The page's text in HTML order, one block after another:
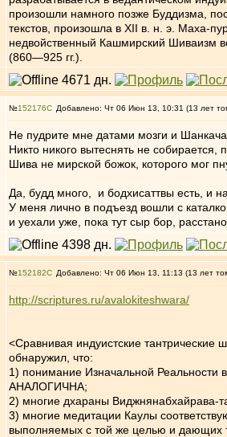
произошли намного позже Буддизма,
текстов, произошла в XII в. н. э. Маха-
недвойственный Кашмирский Шиваизм
(860—925 гг.).
№152176 Добавлено: Чт 06 Июн 13, 10:31 (13 лет
Не пудрите мне датами мозги и
Никто никого вытеснять не
Шива не мирской божок, которого мог
Да, будд много, и бодхисаттвы есть, и
У меня лично в подъезд вошли с
и уехали уже, пока тут сыр бор,
№152182 Добавлено: Чт 06 Июн 13, 11:13 (13 лет
http://scriptures.ru/avalokiteshwara/
<Сравнивая индуистские тантрические
обнаружил, что:
1) понимание Изначальной
АНАЛОГИЧНА;
2) многие дхараны Виджнянабхайрава-
3) многие медитации Каулы
выполняемых с той же целью и дающих